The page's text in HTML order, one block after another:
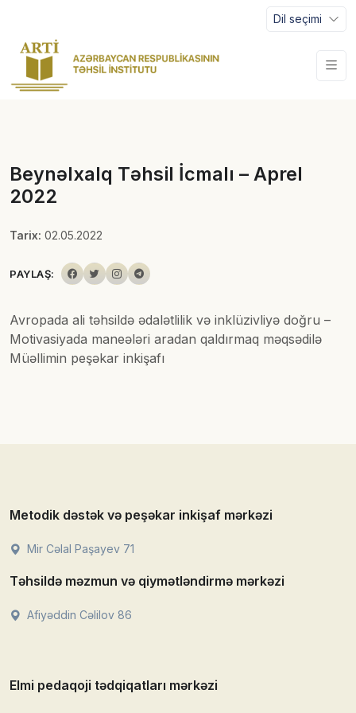
Dil seçimi
Beynəlxalq Təhsil İcmalı – Aprel
2022
Tarix: 02.05.2022
PAYLAŞ:
Avropada ali təhsildə ədalətlilik və inklüzivliyə doğru –
Motivasiyada maneələri aradan qaldırmaq məqsədilə
Müəllimin peşəkar inkişafı
Metodik dəstək və peşəkar inkişaf mərkəzi
Mir Cəlal Paşayev 71
Təhsildə məzmun və qiymətləndirmə mərkəzi
Afiyəddin Cəlilov 86
Elmi pedaqoji tədqiqatları mərkəzi